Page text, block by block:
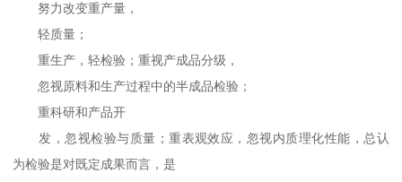
努力改变重产量，
轻质量；
重生产，轻检验；重视产成品分级，
忽视原料和生产过程中的半成品检验；
重科研和产品开
发，忽视检验与质量；重表观效应，忽视内质理化性能，总认
为检验是对既定成果而言，是